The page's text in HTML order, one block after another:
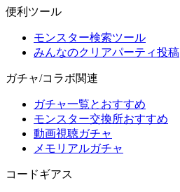
便利ツール
モンスター検索ツール
みんなのクリアパーティ投稿
ガチャ/コラボ関連
ガチャ一覧とおすすめ
モンスター交換所おすすめ
動画視聴ガチャ
メモリアルガチャ
コードギアス